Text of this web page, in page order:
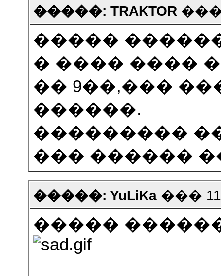
�����: TRAKTOR ���
�����
� ���� ����
�� 9��,���
������.
���������
��� ������
�����: YuLiKa��� 11
�����